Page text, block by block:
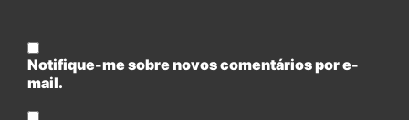
Notifique-me sobre novos comentários por e-
mail.